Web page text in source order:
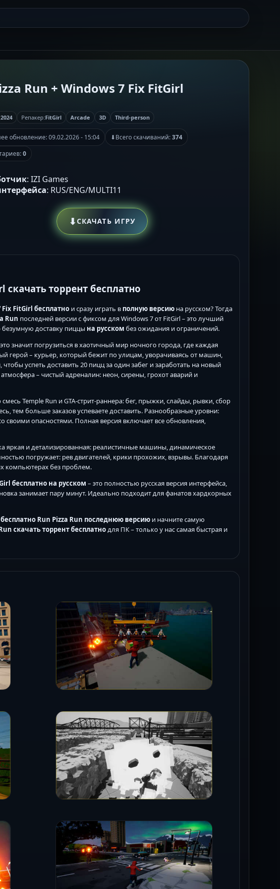
Run + Windows 7 Fix FitGirl
2024 Репакер:FitGirl Arcade 3D Third-person
обновление:09.02.2026 - 15:04 ⬇Всего скачиваний:374
0
: IZI Games
: RUS/ENG/MULTI11
⬇СКАЧАТЬ ИГРУ
скачать торрент бесплатно
Fix FitGirl бесплатно и сразу играть в полную версию на русском? Тогда
Run последней версии с фиксом для Windows 7 от FitGirl – это лучший
доставку пиццы на русском без ожидания и ограничений.
значит погрузиться в хаотичный мир ночного города, где каждая
герой – курьер, который бежит по улицам, уворачиваясь от машин,
успеть доставить 20 пицц за один забег и заработать на новый
– чистый адреналин: неон, сирены, грохот аварий и
смесь Temple Run и GTA-стрит-раннера: бег, прыжки, слайды, рывки, сбор
тем больше заказов успеваете доставить. Разнообразные уровни:
своими опасностями. Полная версия включает все обновления,
яркая и детализированная: реалистичные машины, динамическое
погружает: рев двигателей, крики прохожих, взрывы. Благодаря
компьютерах без проблем.
бесплатно на русском – это полностью русская версия интерфейса,
занимает пару минут. Идеально подходит для фанатов хардкорных
Run Pizza Run последнюю версию и начните самую
скачать торрентбесплатнодля ПК – только у нас самая быстрая и